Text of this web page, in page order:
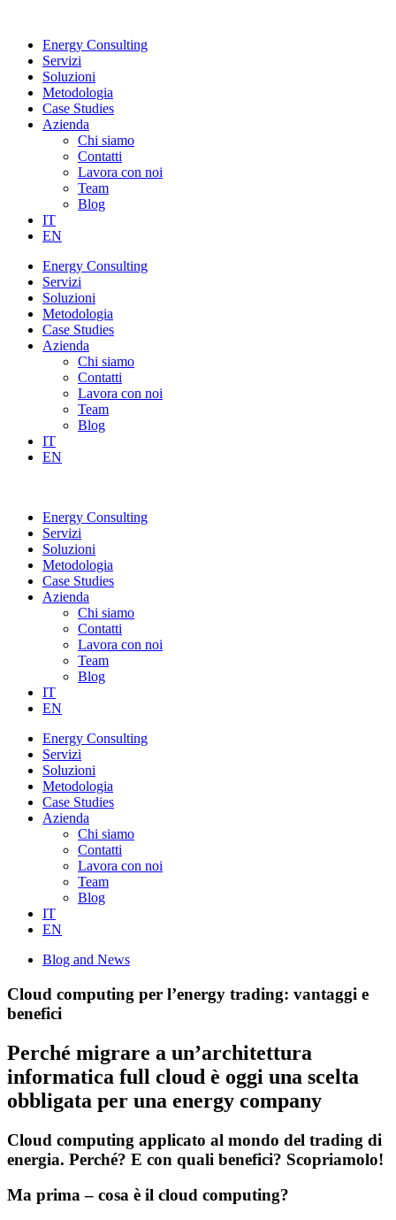
contenutoEnergy Consulting
Servizi
Soluzioni
Metodologia
Case Studies
Azienda
Chi siamo
Contatti
Lavora con noi
Team
Blog
IT
EN
Energy Consulting
Servizi
Soluzioni
Metodologia
Case Studies
Azienda
Chi siamo
Contatti
Lavora con noi
Team
Blog
IT
EN
Energy Consulting
Servizi
Soluzioni
Metodologia
Case Studies
Azienda
Chi siamo
Contatti
Lavora con noi
Team
Blog
IT
EN
Energy Consulting
Servizi
Soluzioni
Metodologia
Case Studies
Azienda
Chi siamo
Contatti
Lavora con noi
Team
Blog
IT
EN
Blog and News
Cloud computing per l’energy trading: vantaggi e
benefici
Perché migrare a un’architettura
informatica full cloud è oggi una scelta
obbligata per una energy company
Cloud computing applicato al mondo del trading di
energia. Perché? E con quali benefici? Scopriamolo!
Ma prima – cosa è il cloud computing?